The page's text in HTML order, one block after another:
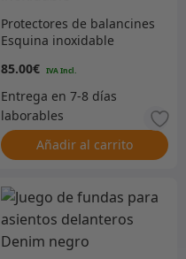
Protectores de balancines
Esquina inoxidable
85.00€
Añadir al carrito